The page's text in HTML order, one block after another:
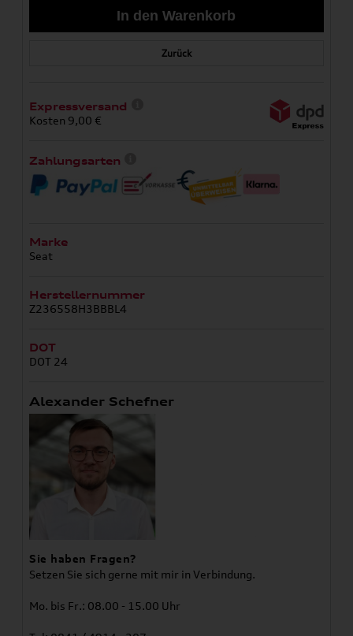
Zurück
Expressversand
Kosten 9,00 €
Zahlungsarten
Marke
Seat
Herstellernummer
Z236558H3BBBL4
DOT
DOT 24
Alexander Schefner
Sie haben Fragen?
Setzen Sie sich gerne mit mir in Verbindung.
Mo. bis Fr.: 08.00 - 15.00 Uhr